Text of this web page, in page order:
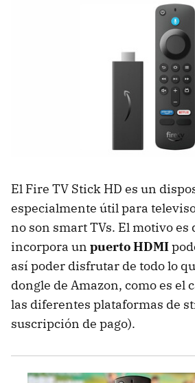
El Fire TV Stick HD es un
especialmente útil para
no son smart TVs. El motivo
incorpora un puerto HDMI
así poder disfrutar de todo lo
dongle de Amazon, como es el
las diferentes plataformas de
suscripción de pago).